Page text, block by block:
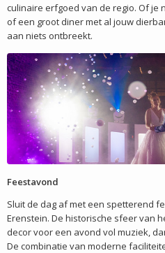
culinaire erfgoed van de regio. Of je
of een groot diner met al jouw
aan niets ontbreekt.
Feestavond
Sluit de dag af met een spetterend
Erenstein. De historische sfeer van
decor voor een avond vol muziek,
De combinatie van moderne